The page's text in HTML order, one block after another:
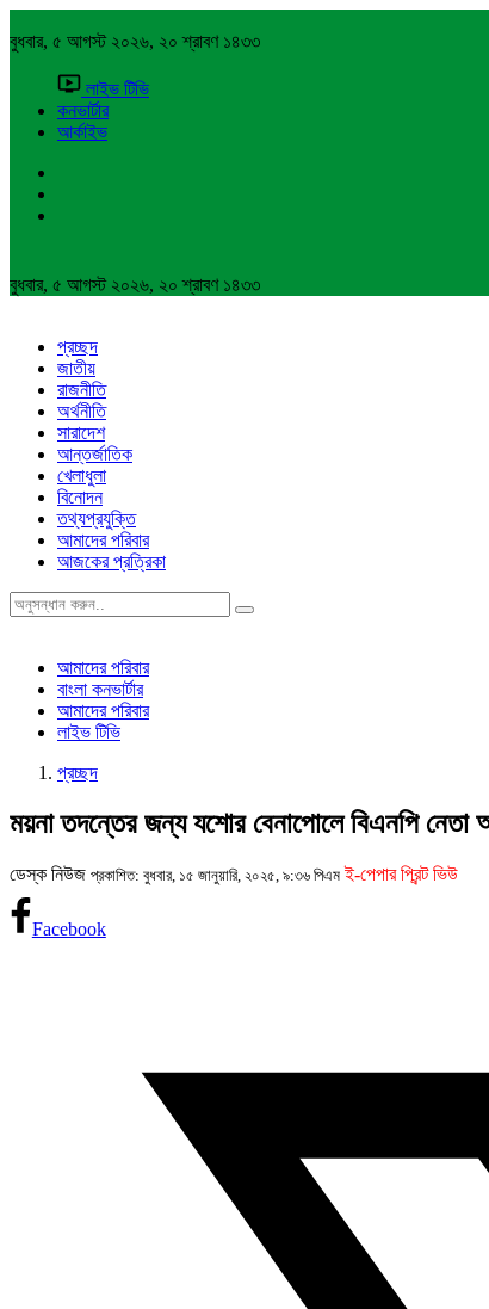
বুধবার, ৫ আগস্ট ২০২৬, ২০ শ্রাবণ ১৪৩৩
লাইভ টিভি
কনভার্টার
আর্কাইভ
বুধবার, ৫ আগস্ট ২০২৬, ২০ শ্রাবণ ১৪৩৩
প্রচ্ছদ
জাতীয়
রাজনীতি
অর্থনীতি
সারাদেশ
আন্তর্জাতিক
খেলাধুলা
বিনোদন
তথ্যপ্রযুক্তি
আমাদের পরিবার
আজকের প্রত্রিকা
আমাদের পরিবার
বাংলা কনভার্টার
আমাদের পরিবার
লাইভ টিভি
প্রচ্ছদ
ময়না তদন্তের জন্য যশোর বেনাপোলে বিএনপি
ডেস্ক নিউজ প্রকাশিত: বুধবার, ১৫ জানুয়ারি, ২০২৫, ৯:৩৬ পিএম ই-পেপার প্রিন্ট ভিউ
Facebook